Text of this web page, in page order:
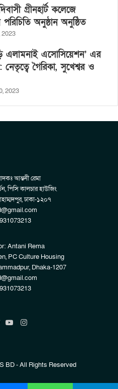
গ্রীনহার্ট কলেজে
পরিচিতি অনুষ্ঠান অনুষ্ঠিত
2023
এলামনাই এসোসিয়েশন’ এর
নেতৃত্বে গৈরিকা, সুখেশ্বর ও
2023
আন্তনী রেমা
পিসি কালচার হাউজিং
ঢাকা-১২০৭
Antani Rema
PC Culture Housing
Dhaka-1207
Instagram
BD - All Rights Reserved